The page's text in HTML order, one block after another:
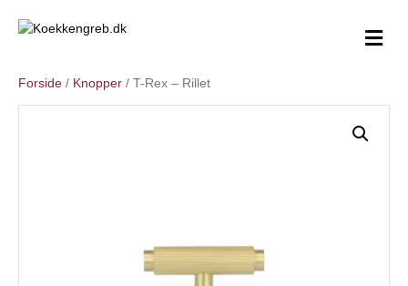
M
e
Forside / Knopper / T-Rex – Rillet